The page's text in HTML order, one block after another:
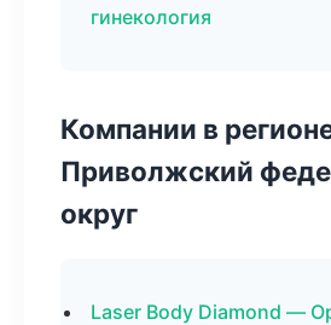
гинекология
Компании в
Приволжский
округ
Laser Body Diamond —